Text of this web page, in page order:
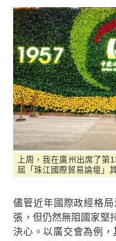
上周，我在廣州出席了第
屆「珠江國際貿易論壇」
儘管近年國際政經格
張，但仍然無阻國家堅
決心。以廣交會為例